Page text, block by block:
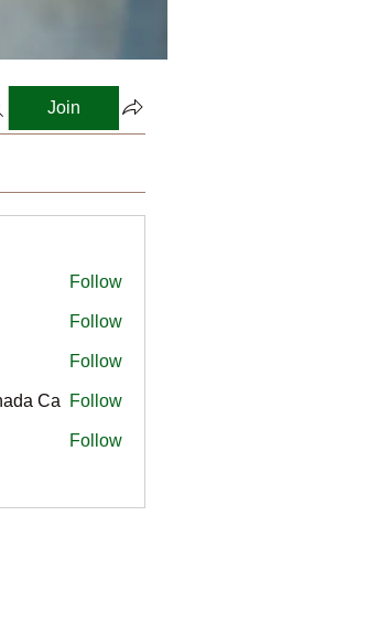
Join
Follow
Follow
Follow
Ca Follow
Follow